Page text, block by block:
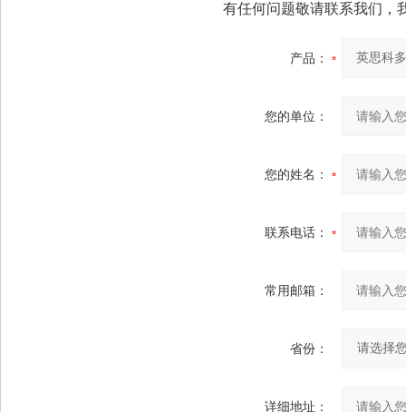
有任何问题敬请联系我们，
产品：
您的单位：
您的姓名：
联系电话：
常用邮箱：
省份：
详细地址：